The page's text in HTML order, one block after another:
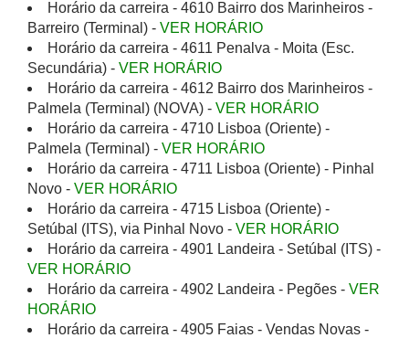
Horário da carreira - 4610 Bairro dos Marinheiros -
Barreiro (Terminal) - VER HORÁRIO
Horário da carreira - 4611 Penalva - Moita (Esc.
Secundária) - VER HORÁRIO
Horário da carreira - 4612 Bairro dos Marinheiros -
Palmela (Terminal) (NOVA) - VER HORÁRIO
Horário da carreira - 4710 Lisboa (Oriente) -
Palmela (Terminal) - VER HORÁRIO
Horário da carreira - 4711 Lisboa (Oriente) - Pinhal
Novo - VER HORÁRIO
Horário da carreira - 4715 Lisboa (Oriente) -
Setúbal (ITS), via Pinhal Novo - VER HORÁRIO
Horário da carreira - 4901 Landeira - Setúbal (ITS) -
VER HORÁRIO
Horário da carreira - 4902 Landeira - Pegões - VER
HORÁRIO
Horário da carreira - 4905 Faias - Vendas Novas -